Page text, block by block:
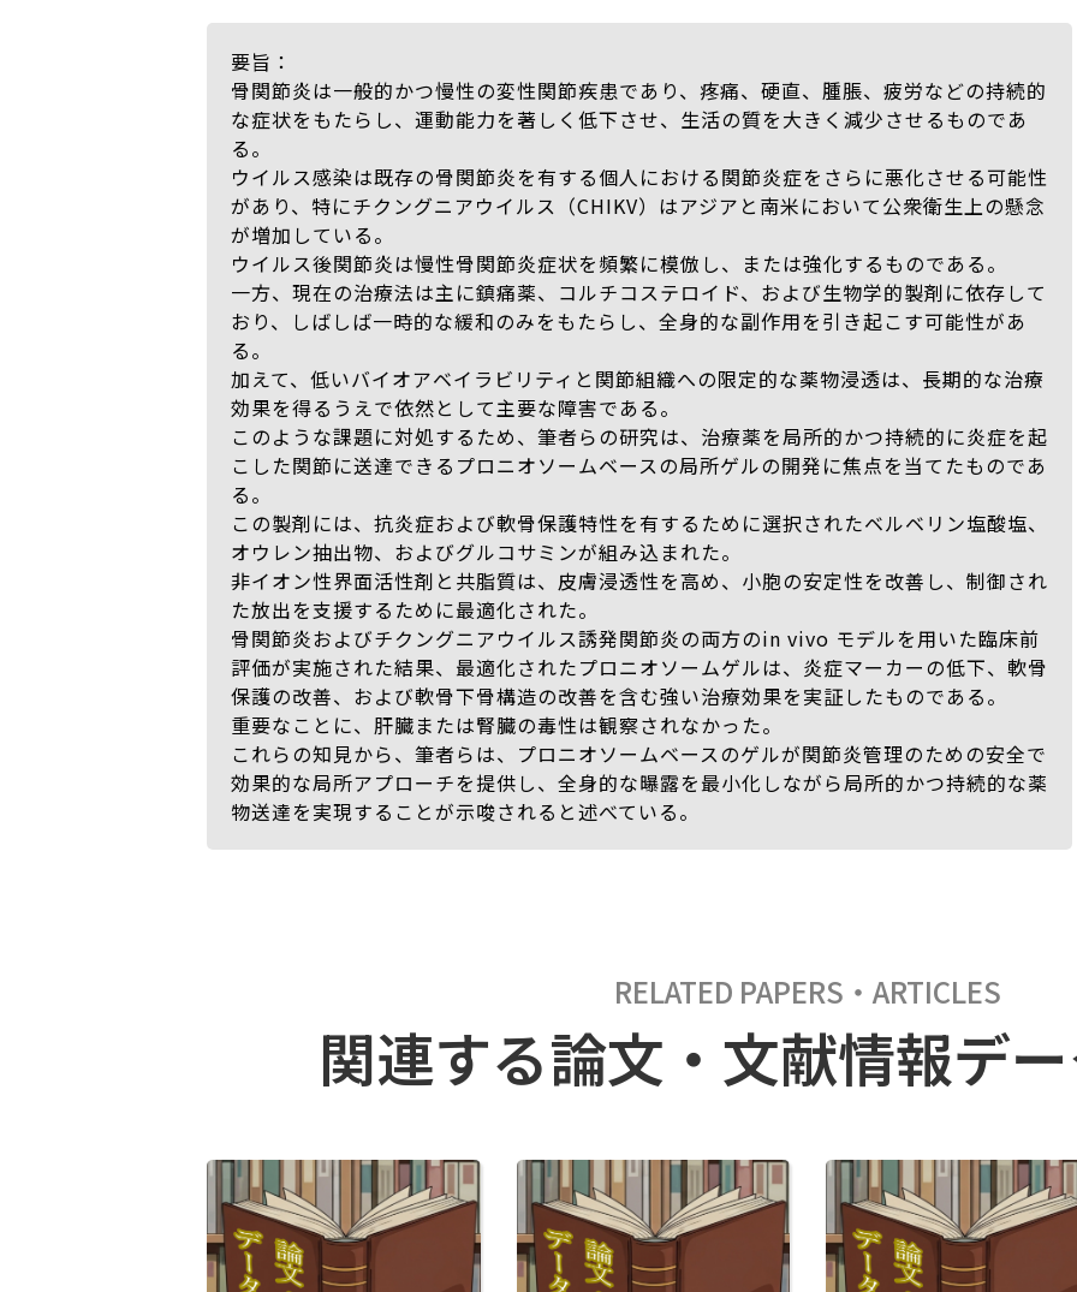
要旨：
骨関節炎は一般的かつ慢性の変性関節疾患であり、疼痛、硬直、腫脹、疲労などの持続的
な症状をもたらし、運動能力を著しく低下させ、生活の質を大きく減少させるものであ
る。
ウイルス感染は既存の骨関節炎を有する個人における関節炎症をさらに悪化させる可能性
があり、特にチクングニアウイルス（CHIKV）はアジアと南米において公衆衛生上の懸念
が増加している。
ウイルス後関節炎は慢性骨関節炎症状を頻繁に模倣し、または強化するものである。
一方、現在の治療法は主に鎮痛薬、コルチコステロイド、および生物学的製剤に依存して
おり、しばしば一時的な緩和のみをもたらし、全身的な副作用を引き起こす可能性があ
る。
加えて、低いバイオアベイラビリティと関節組織への限定的な薬物浸透は、長期的な治療
効果を得るうえで依然として主要な障害である。
このような課題に対処するため、筆者らの研究は、治療薬を局所的かつ持続的に炎症を起
こした関節に送達できるプロニオソームベースの局所ゲルの開発に焦点を当てたものであ
る。
この製剤には、抗炎症および軟骨保護特性を有するために選択されたベルベリン塩酸塩、
オウレン抽出物、およびグルコサミンが組み込まれた。
非イオン性界面活性剤と共脂質は、皮膚浸透性を高め、小胞の安定性を改善し、制御され
た放出を支援するために最適化された。
骨関節炎およびチクングニアウイルス誘発関節炎の両方のin vivo モデルを用いた臨床前
評価が実施された結果、最適化されたプロニオソームゲルは、炎症マーカーの低下、軟骨
保護の改善、および軟骨下骨構造の改善を含む強い治療効果を実証したものである。
重要なことに、肝臓または腎臓の毒性は観察されなかった。
これらの知見から、筆者らは、プロニオソームベースのゲルが関節炎管理のための安全で
効果的な局所アプローチを提供し、全身的な曝露を最小化しながら局所的かつ持続的な薬
物送達を実現することが示唆されると述べている。
RELATED PAPERS・ARTICLES
関連する論文・文献情報デ